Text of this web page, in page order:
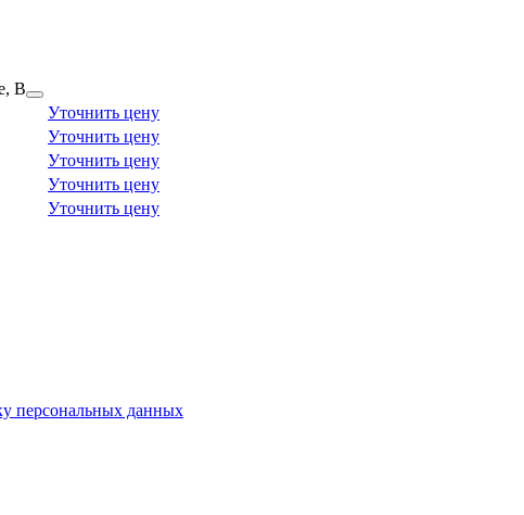
В
Уточнить цену
Уточнить цену
Уточнить цену
Уточнить цену
Уточнить цену
персональных данных